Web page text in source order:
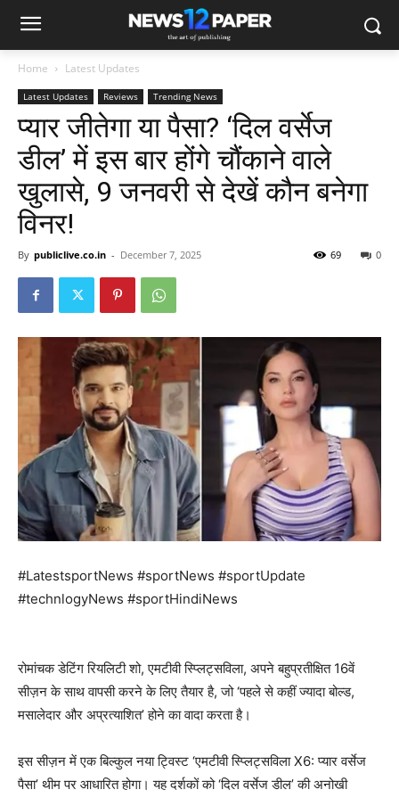
Home Latest Updates
Latest Updates Reviews Trending News
प्यार जीतेगा या पैसा? ‘दिल वर्सेज
डील’ में इस बार होंगे चौंकाने वाले
खुलासे, 9 जनवरी से देखें कौन बनेगा
विनर!
By publiclive.co.in - December 7, 2025 0
69
#LatestsportNews #sportNews #sportUpdate
#technlogyNews #sportHindiNews
रोमांचक डेटिंग रियलिटी शो, एमटीवी स्प्लिट्सविला, अपने बहुप्रतीक्षित 16वें
सीज़न के साथ वापसी करने के लिए तैयार है, जो ‘पहले से कहीं ज्यादा बोल्ड,
मसालेदार और अप्रत्याशित’ होने का वादा करता है।
इस सीज़न में एक बिल्कुल नया ट्विस्ट ‘एमटीवी स्प्लिट्सविला X6: प्यार वर्सेज
पैसा’ थीम पर आधारित होगा। यह दर्शकों को ‘दिल वर्सेज डील’ की अनोखी